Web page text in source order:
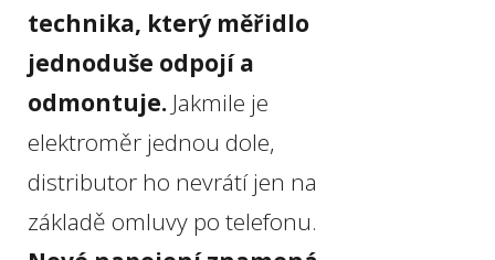
technika, který měřidlo
jednoduše odpojí a
odmontuje. Jakmile je
elektroměr jednou dole,
distributor ho nevrátí jen na
základě omluvy po telefonu.